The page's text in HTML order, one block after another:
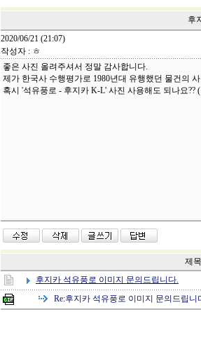
후
2020/06/21 (21:07)
작성자 : ㅎ
좋은 사진 올려주셔서 정말 감사합니다.
제가 한국사 수행평가로 1980년대 유행했던 물건의
혹시 '석유풍로 - 후지카 K-L' 사진 사용해도 되나요??
제목
후지카 석유풍로 이미지 문의드립니다.
Re:후지카 석유풍로 이미지 문의드립니